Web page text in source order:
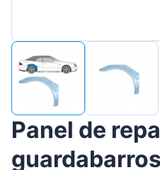
Panel de